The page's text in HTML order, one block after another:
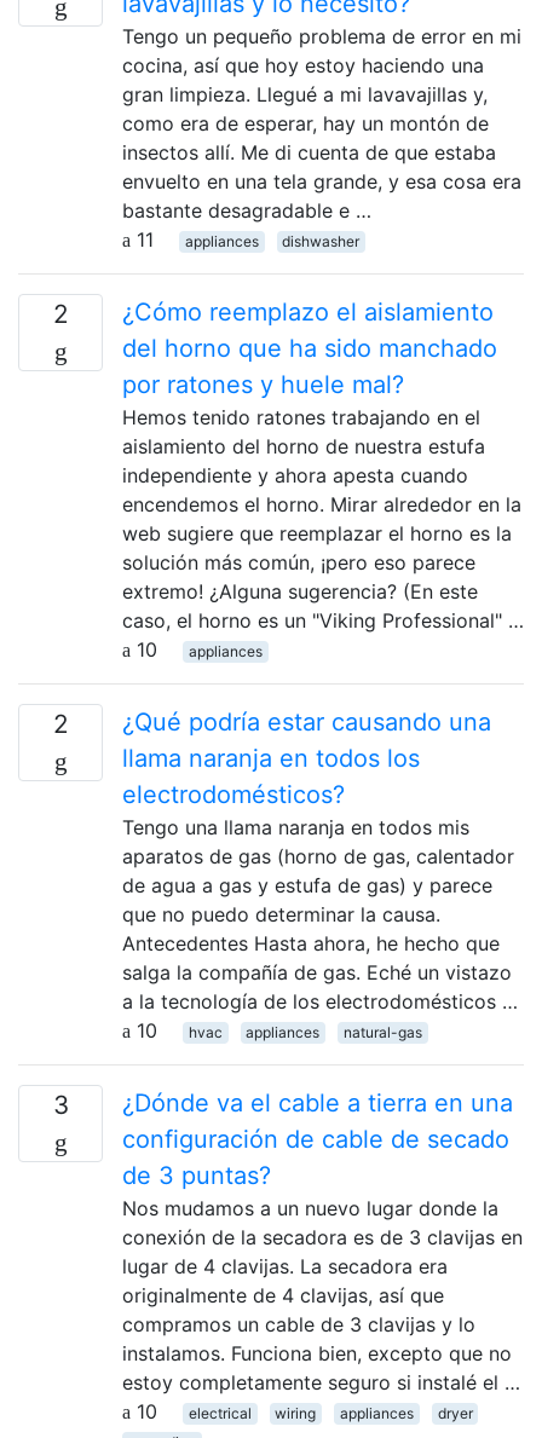
Tengo un pequeño problema de error en mi
cocina, así que hoy estoy haciendo una
gran limpieza. Llegué a mi lavavajillas y,
como era de esperar, hay un montón de
insectos allí. Me di cuenta de que estaba
envuelto en una tela grande, y esa cosa era
bastante desagradable e …
11
appliances dishwasher
2
¿Cómo reemplazo el aislamiento
del horno que ha sido manchado
por ratones y huele mal?
Hemos tenido ratones trabajando en el
aislamiento del horno de nuestra estufa
independiente y ahora apesta cuando
encendemos el horno. Mirar alrededor en la
web sugiere que reemplazar el horno es la
solución más común, ¡pero eso parece
extremo! ¿Alguna sugerencia? (En este
caso, el horno es un "Viking Professional" …
10
appliances
2
¿Qué podría estar causando una
llama naranja en todos los
electrodomésticos?
Tengo una llama naranja en todos mis
aparatos de gas (horno de gas, calentador
de agua a gas y estufa de gas) y parece
que no puedo determinar la causa.
Antecedentes Hasta ahora, he hecho que
salga la compañía de gas. Eché un vistazo
a la tecnología de los electrodomésticos …
10
hvac appliances natural-gas
3
¿Dónde va el cable a tierra en una
configuración de cable de secado
de 3 puntas?
Nos mudamos a un nuevo lugar donde la
conexión de la secadora es de 3 clavijas en
lugar de 4 clavijas. La secadora era
originalmente de 4 clavijas, así que
compramos un cable de 3 clavijas y lo
instalamos. Funciona bien, excepto que no
estoy completamente seguro si instalé el …
10
electrical wiring appliances
dryer